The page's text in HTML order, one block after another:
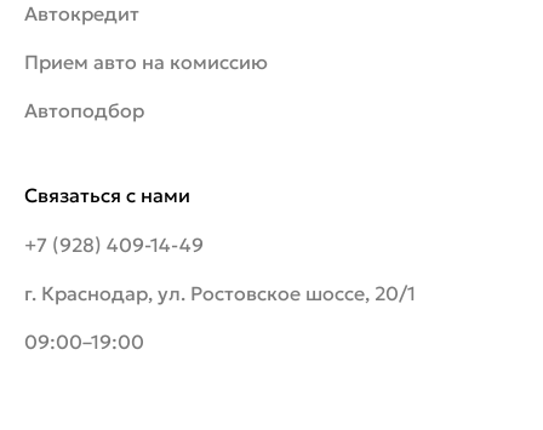
Связаться с нами
+7 (928) 409-14-49
г. Краснодар, ул. Ростовское шоссе, 20/1
09:00–19:00
Автокредит
Прием авто на комиссию
Автоподбор